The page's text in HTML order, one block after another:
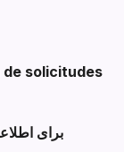
de solicitudes
برای